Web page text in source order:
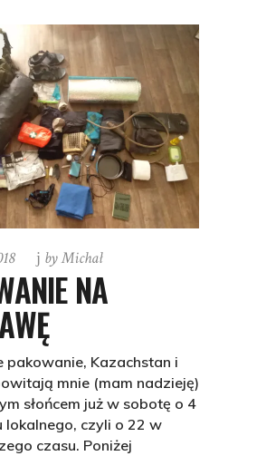
byMichał
NA
pakowanie, Kazachstan i
mnie (mam nadzieję)
słońcem już w sobotę o 4
lokalnego, czyli o 22 w
czasu. Poniżej